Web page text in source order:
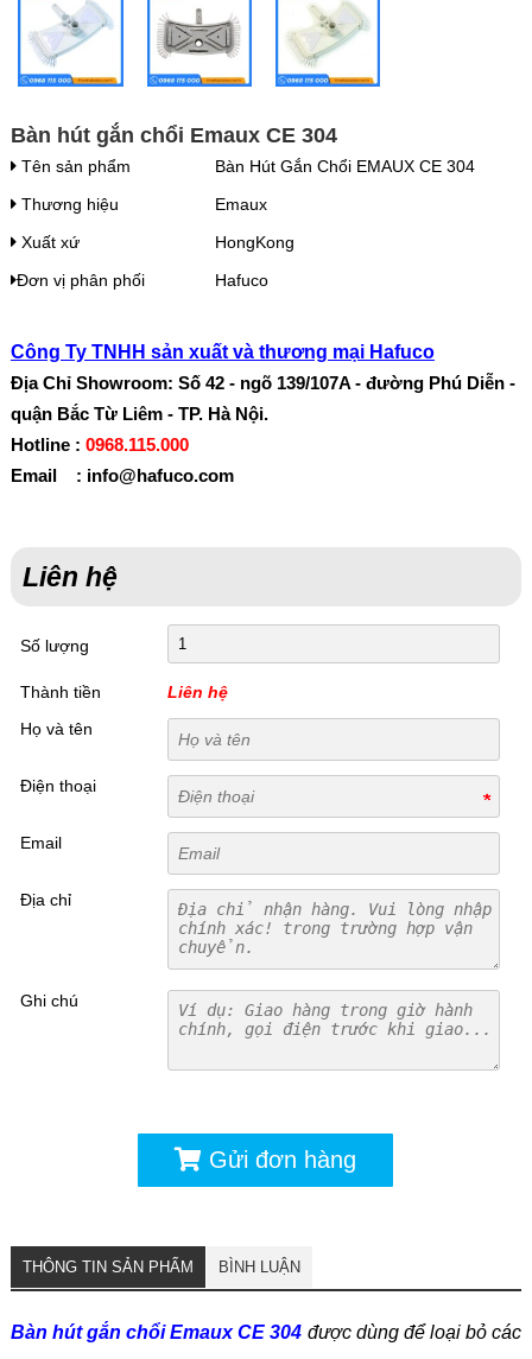
Bàn hút gắn chổi Emaux CE 304
Tên sản phẩm
Bàn Hút Gắn Chổi EMAUX CE 304
Thương hiệu
Emaux
Xuất xứ
HongKong
Đơn vị phân phối
Hafuco
Công Ty TNHH sản xuất và thương mại Hafuco
Địa Chỉ Showroom: Số 42 - ngõ 139/107A - đường Phú Diễn -
quận Bắc Từ Liêm - TP. Hà Nội.
Hotline : 0968.115.000
Email : info@hafuco.com
Liên hệ
Số lượng
Thành tiền
Liên hệ
Họ và tên
Điện thoại
Email
Địa chỉ
Ghi chú
Gửi đơn hàng
THÔNG TIN SẢN PHẨM BÌNH LUẬN
Bàn hút gắn chổi Emaux CE 304 được dùng để loại bỏ các